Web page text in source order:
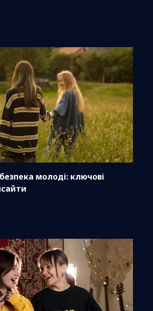
молоді: ключові